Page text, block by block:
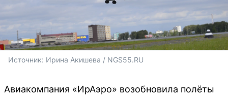
Источник: Ирина Акишева / NGS55.RU
Авиакомпания «ИрАэро» возобновила полёты